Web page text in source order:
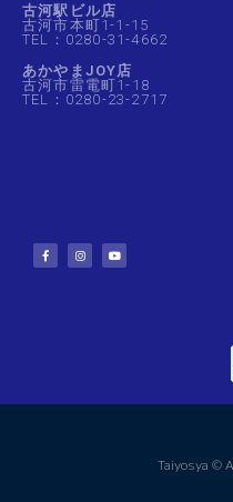
古河駅ビル店
古河市本町1-1-15
TEL：0280-31-4662
あかやまJOY店
古河市雷電町1-18
TEL：0280-23-2717
Taiyosya ©